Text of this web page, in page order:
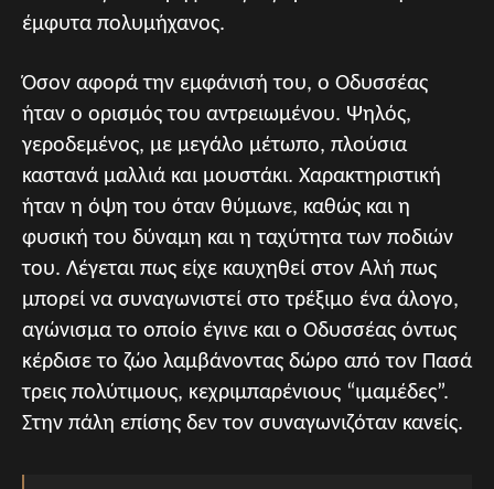
έμφυτα πολυμήχανος.
Όσον αφορά την εμφάνισή του, ο Οδυσσέας
ήταν ο ορισμός του αντρειωμένου. Ψηλός,
γεροδεμένος, με μεγάλο μέτωπο, πλούσια
καστανά μαλλιά και μουστάκι. Χαρακτηριστική
ήταν η όψη του όταν θύμωνε, καθώς και η
φυσική του δύναμη και η ταχύτητα των ποδιών
του. Λέγεται πως είχε καυχηθεί στον Αλή πως
μπορεί να συναγωνιστεί στο τρέξιμο ένα άλογο,
αγώνισμα το οποίο έγινε και ο Οδυσσέας όντως
κέρδισε το ζώο λαμβάνοντας δώρο από τον Πασά
τρεις πολύτιμους, κεχριμπαρένιους “ιμαμέδες”.
Στην πάλη επίσης δεν τον συναγωνιζόταν κανείς.